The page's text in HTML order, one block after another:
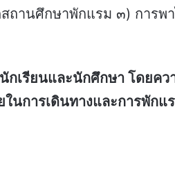
ถานศึกษาพักแรม ๓) การพ
กเรียนและนักศึกษา โดยค
นการเดินทางและการพักแ